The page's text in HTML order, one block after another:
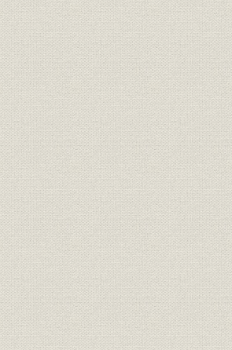
第2節 航空機器の製品範囲の拡大―次
第3節 部品製造からシステム製品へ―
〔1981年~1990年〕
第4節 世界を見据えた事業展開―世界
年~2000年〕
第5節 システム・インテグレータへ
られる航空機器を供給― 〔2001年~2010年〕
第6節 将来に向けた航空宇宙事業の展望
第6節 将来に向けた航空宇宙事業の展望
序節 住友金属工業時代のアルミニウ
第1節 創立~10年〔1961年~1970年〕
第2節 創立11年~20年〔1971年~1980
第3節 創立21年~30年〔1981年~1990